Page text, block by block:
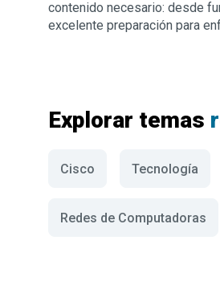
contenido necesario: desde
excelente preparación para
Explorar temas
Cisco Tecnología
Redes de Computadoras